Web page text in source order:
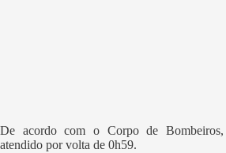
De acordo com o Corpo de
atendido por volta de 0h59.